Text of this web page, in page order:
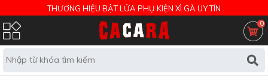
THƯƠNG HIỆU BẬT LỬA PHỤ KIỆN XÌ GÀ UY TÍN
0